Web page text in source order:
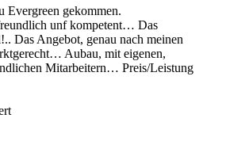
Evergreen gekommen.
unf kompetent… Das
Das Angebot, genau nach meinen
Aubau, mit eigenen,
Mitarbeitern… Preis/Leistung